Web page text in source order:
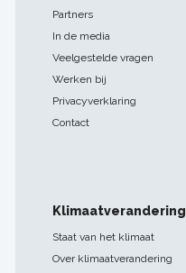
Partners
In de media
Veelgestelde vragen
Werken bij
Privacyverklaring
Contact
Klimaatverandering
Staat van het klimaat
Over klimaatverandering